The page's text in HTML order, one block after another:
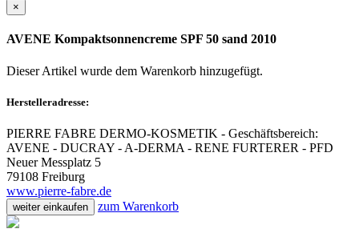
×
AVENE Kompaktsonnencreme SPF 50 sand 2010
Dieser Artikel wurde dem Warenkorb hinzugefügt.
Herstelleradresse:
PIERRE FABRE DERMO-KOSMETIK - Geschäftsbereich:
AVENE - DUCRAY - A-DERMA - RENE FURTERER - PFD
Neuer Messplatz 5
79108 Freiburg
www.pierre-fabre.de
weiter einkaufen zum Warenkorb